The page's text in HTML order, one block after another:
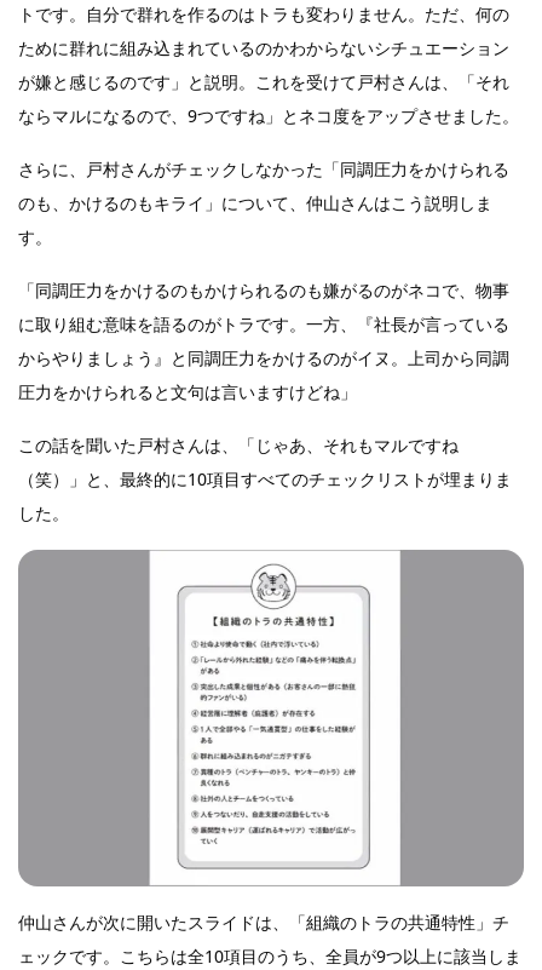
トです。自分で群れを作るのはトラも変わりません。ただ、何の
ために群れに組み込まれているのかわからないシチュエーション
が嫌と感じるのです」と説明。これを受けて戸村さんは、「それ
ならマルになるので、9つですね」とネコ度をアップさせました。
さらに、戸村さんがチェックしなかった「同調圧力をかけられる
のも、かけるのもキライ」について、仲山さんはこう説明しま
す。
「同調圧力をかけるのもかけられるのも嫌がるのがネコで、物事
に取り組む意味を語るのがトラです。一方、『社長が言っている
からやりましょう』と同調圧力をかけるのがイヌ。上司から同調
圧力をかけられると文句は言いますけどね」
この話を聞いた戸村さんは、「じゃあ、それもマルですね
（笑）」と、最終的に10項目すべてのチェックリストが埋まりま
した。
仲山さんが次に開いたスライドは、「組織のトラの共通特性」チ
ェックです。こちらは全10項目のうち、全員が9つ以上に該当しま